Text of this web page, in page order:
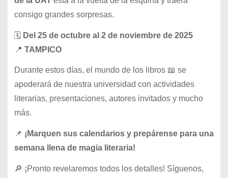
consigo grandes sorpresas.
🗓 Del 25 de octubre al 2 de noviembre de 2025
📍 TAMPICO
Durante estos días, el mundo de los libros 📖 se
apoderará de nuestra universidad con actividades
literarias, presentaciones, autores invitados y mucho
más.
📌 ¡Marquen sus calendarios y prepárense para una
semana llena de magia literaria!
🔎 ¡Pronto revelaremos todos los detalles! Síguenos,